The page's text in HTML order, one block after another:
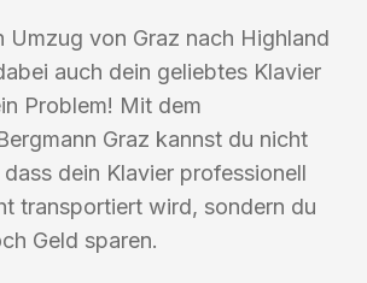
Umzug von Graz nach Highland
auch dein geliebtes Klavier
Problem! Mit dem
Graz kannst du nicht
dein Klavier professionell
transportiert wird, sondern du
Geld sparen.